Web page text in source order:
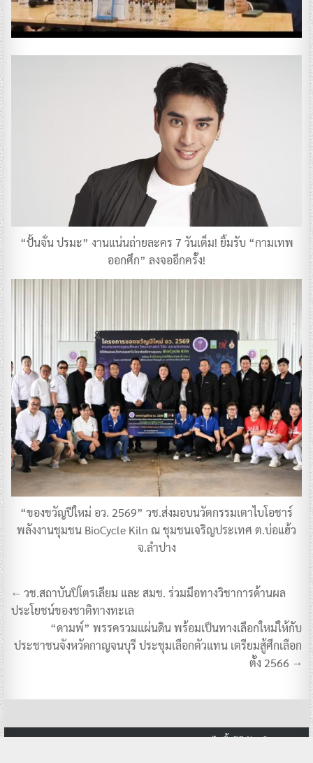
“ปั้นจั่น ปรมะ” งานแน่นถ่ายละคร 7 วันเต็ม! ยิ้มรับ “กามเทพ
ออกศึก” ลงจออีกครั้ง!
“ของขวัญปีใหม่ อว. 2569” วช.ส่งมอบนวัตกรรมเตาไบโอชาร์
พลังงานชุมชน BioCycle Kiln ณ ชุมชนเจริญประเทศ ต.บ่อแฮ้ว
จ.ลำปาง
แนะแนว
เรื่อง
← วช.สถาบันปิโตรเลียม และ สมช. ร่วมมือทางวิชาการด้านผล
ประโยชน์ของชาติทางทะเล
“ดามพ์” พรรครวมแผ่นดิน พร้อมเป็นทางเลือกใหม่ให้กับ
ประชาชนจังหวัดกาญจนบุรี ประชุมเลือกตัวแทน เตรียมสู้ศึกเลือก
ตั้ง 2566 →
Copyright © 2026 Dara Variety ดาราวาไรตี้ ทีวีบันเทิง